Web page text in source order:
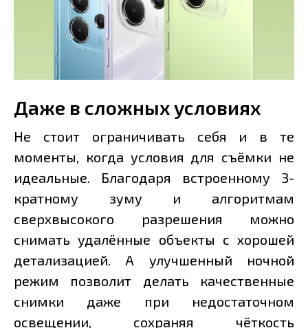
Даже в сложных условиях
Не стоит ограничивать себя и в те
моменты, когда условия для съёмки не
идеальные. Благодаря встроенному 3-
кратному зуму и алгоритмам
сверхвысокого разрешения можно
снимать удалённые объекты с хорошей
детализацией. А улучшенный ночной
режим позволит делать качественные
снимки даже при недостаточном
освещении, сохраняя чёткость